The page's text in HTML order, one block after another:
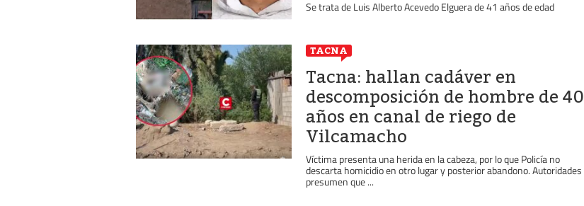
Se trata de Luis Alberto Acevedo Elguera de 41 años de edad
TACNA
Tacna: hallan cadáver en
descomposición de hombre de 40
años en canal de riego de
Vilcamacho
Víctima presenta una herida en la cabeza, por lo que Policía no
descarta homicidio en otro lugar y posterior abandono. Autoridades
presumen que ...